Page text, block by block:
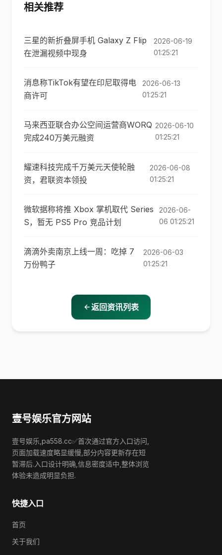
相关推荐
三星的新折叠屏手机 Galaxy Z Flip
在泄漏视频中现身
2026-06-19
01:25:21
消息称TikTok有望在印尼取得电
商许可
2026-06-13
01:25:21
马来西亚联合办公空间运营商WORQ
完成240万美元融资
2026-06-10
01:25:21
耀速科技完成千万美元天使轮融
资，君联资本领投
2026-06-08
01:25:21
微软据称将推 Xbox 掌机取代 Series
S，暂无 PS5 Pro 竞品计划
2026-06-
06 01:25:21
滴滴外卖南京上线一周：吃掉 7
万份鸭子
2026-06-03
01:25:21
返回资讯列表
壹号娱乐官方网站
壹号娱乐,pa558.cc✅首次通过官方入口访问,
页面加载速度略显缓慢,部分内容更新存在短
暂滞后.入口设计明确,信息密度适中,整体浏览
体验未造成明显负担.
快捷入口
首页
关于我们